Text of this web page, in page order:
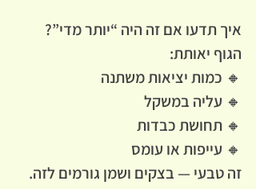
איך תדעו אם זה היה “יותר מדי”?
הגוף יאותת:
🔸 כמות יציאות משתנה
🔸 עליה במשקל
🔸 תחושת כבדות
🔸 עייפות או עומס
זה טבעי — בצקים ושמן גורמים לזה.